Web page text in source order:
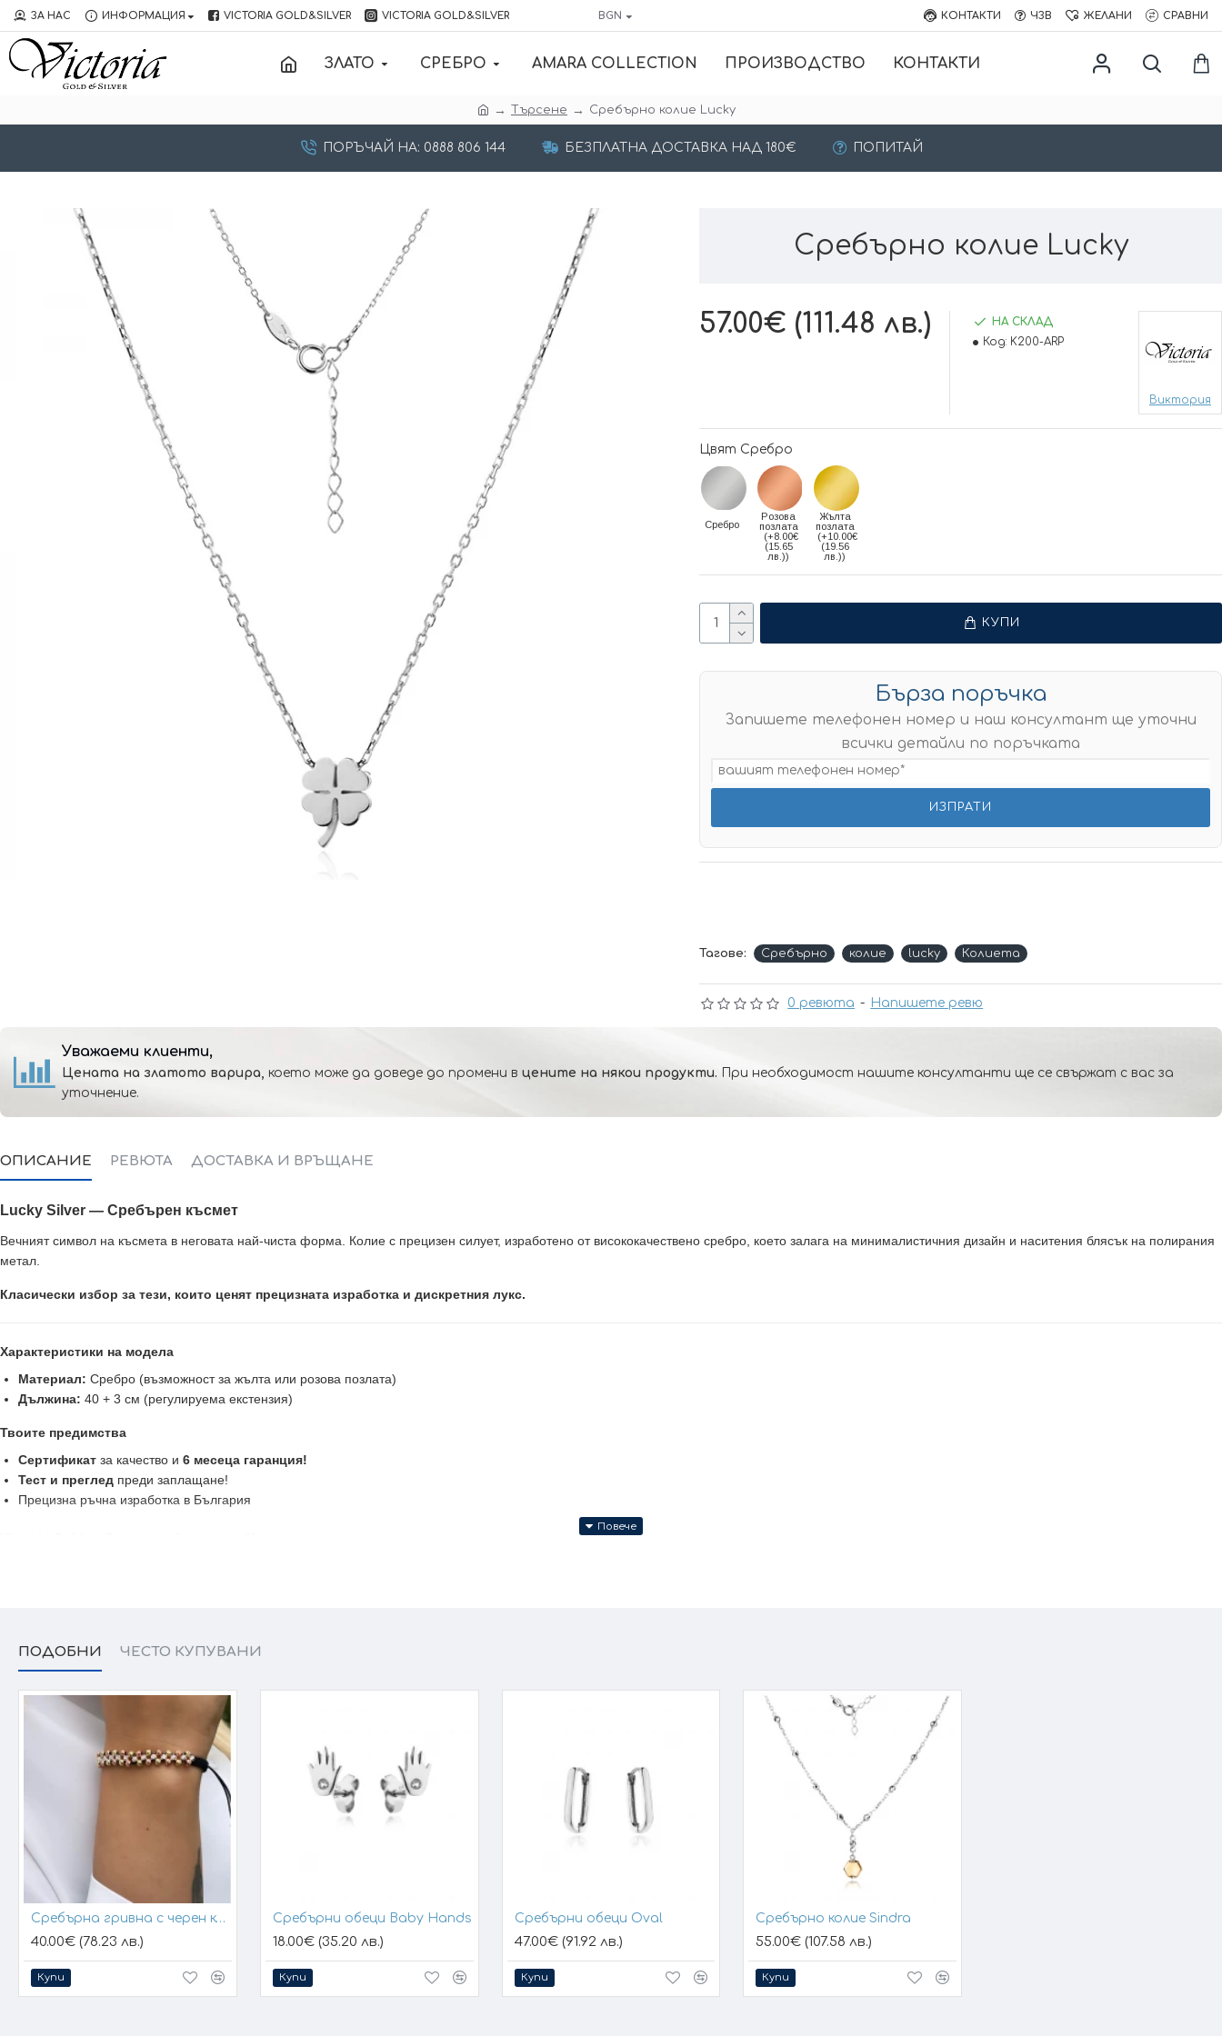
ЗА НАС ИНФОРМАЦИЯ VICTORIA GOLD&SILVER VICTORIA GOLD&SILVER BGN КОНТАКТИ ЧЗВ ЖЕЛАНИ СРАВНИ
ЗЛАТО СРЕБРО AMARA COLLECTION ПРОИЗВОДСТВО КОНТАКТИ
Търсене Сребърно колие Lucky
ПОРЪЧАЙ НА: 0888 806 144 БЕЗПЛАТНА ДОСТАВКА НАД 180€ ПОПИТАЙ
Сребърно колие Lucky
0 ревюта - Напишете ревю
57.00€ (111.48 лв.)
НА СКЛАД
Код: K200-ARP
Виктория
Цвят Сребро
Сребро
Розова
позлата
(+8.00€
(15.65
лв.))
Жълта
позлата
(+10.00€
(19.56
лв.))
КУПИ
Бърза поръчка
Запишете телефонен номер и наш консултант ще уточни
всички детайли по поръчката
Тагове: Сребърно колие lucky Колиета
Уважаеми клиенти,
Цената на златото варира, което може да доведе до промени в цените на някои продукти. При необходимост нашите консултанти ще се свържат с вас за
уточнение.
ОПИСАНИЕ РЕВЮТА ДОСТАВКА И ВРЪЩАНЕ
Lucky Silver — Сребърен късмет
Вечният символ на късмета в неговата най-чиста форма. Колие с прецизен силует, изработено от висококачествено сребро, което залага на минималистичния дизайн и наситения блясък на полирания
метал.
Класически избор за тези, които ценят прецизната изработка и дискретния лукс.
Характеристики на модела
Материал: Сребро (възможност за жълта или розова позлата)
Дължина: 40 + 3 см (регулируема екстензия)
Твоите предимства
Сертификат за качество и 6 месеца гаранция!
Тест и преглед преди заплащане!
Прецизна ръчна изработка в България
ПОДОБНИ ЧЕСТО КУПУВАНИ
Сребърна гривна с черен конец и позлатени топчета
40.00€ (78.23 лв.)
Купи
Сребърни обеци Baby Hands
18.00€ (35.20 лв.)
Купи
Сребърни обеци Oval
47.00€ (91.92 лв.)
Купи
Сребърно колие Sindra
55.00€ (107.58 лв.)
Купи